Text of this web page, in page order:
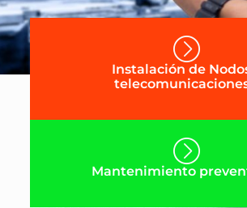
Instalación de
Mantenimiento